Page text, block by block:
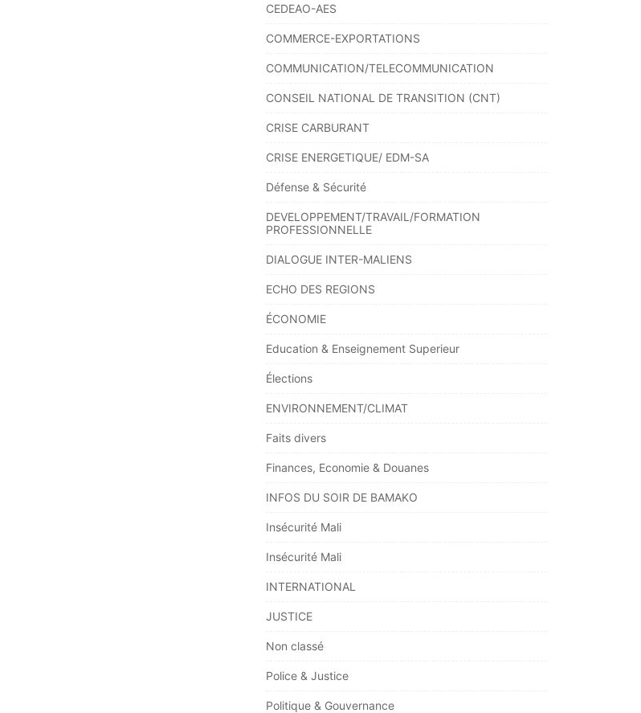
CEDEAO-AES
COMMERCE-EXPORTATIONS
COMMUNICATION/TELECOMMUNICATION
CONSEIL NATIONAL DE TRANSITION (CNT)
CRISE CARBURANT
CRISE ENERGETIQUE/ EDM-SA
Défense & Sécurité
DEVELOPPEMENT/TRAVAIL/FORMATION
PROFESSIONNELLE
DIALOGUE INTER-MALIENS
ECHO DES REGIONS
ÉCONOMIE
Education & Enseignement Superieur
Élections
ENVIRONNEMENT/CLIMAT
Faits divers
Finances, Economie & Douanes
INFOS DU SOIR DE BAMAKO
Insécurité Mali
Insécurité Mali
INTERNATIONAL
JUSTICE
Non classé
Police & Justice
Politique & Gouvernance